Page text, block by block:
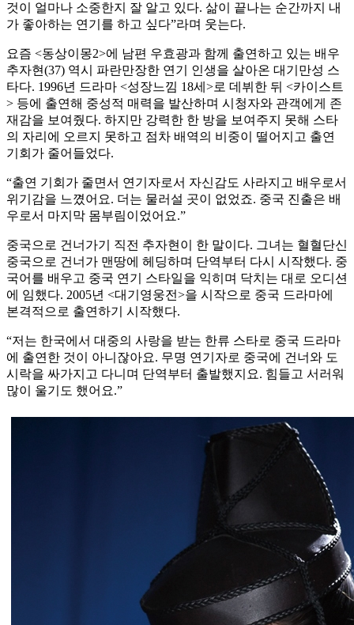
것이 얼마나 소중한지 잘 알고 있다. 삶이 끝나는 순간까지 내
가 좋아하는 연기를 하고 싶다”라며 웃는다.
요즘 <동상이몽2>에 남편 우효광과 함께 출연하고 있는 배우
추자현(37) 역시 파란만장한 연기 인생을 살아온 대기만성 스
타다. 1996년 드라마 <성장느낌 18세>로 데뷔한 뒤 <카이스트
> 등에 출연해 중성적 매력을 발산하며 시청자와 관객에게 존
재감을 보여줬다. 하지만 강력한 한 방을 보여주지 못해 스타
의 자리에 오르지 못하고 점차 배역의 비중이 떨어지고 출연
기회가 줄어들었다.
“출연 기회가 줄면서 연기자로서 자신감도 사라지고 배우로서
위기감을 느꼈어요. 더는 물러설 곳이 없었죠. 중국 진출은 배
우로서 마지막 몸부림이었어요.”
중국으로 건너가기 직전 추자현이 한 말이다. 그녀는 혈혈단신
중국으로 건너가 맨땅에 헤딩하며 단역부터 다시 시작했다. 중
국어를 배우고 중국 연기 스타일을 익히며 닥치는 대로 오디션
에 임했다. 2005년 <대기영웅전>을 시작으로 중국 드라마에
본격적으로 출연하기 시작했다.
“저는 한국에서 대중의 사랑을 받는 한류 스타로 중국 드라마
에 출연한 것이 아니잖아요. 무명 연기자로 중국에 건너와 도
시락을 싸가지고 다니며 단역부터 출발했지요. 힘들고 서러워
많이 울기도 했어요.”